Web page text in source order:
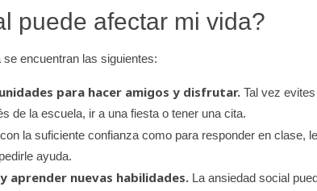
puede afectar mi vida?
encuentran las siguientes:
para hacer amigos y disfrutar. Tal vez evites
de la escuela, ir a una fiesta o tener una cita.
la suficiente confianza como para responder en clase,
ayuda.
nuevas habilidades. La ansiedad social